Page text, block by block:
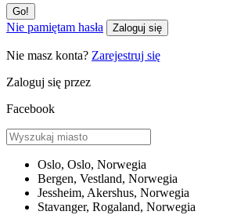
Nie pamiętam hasła Zaloguj się
Nie masz konta? Zarejestruj się
Zaloguj się przez
Facebook
Oslo, Oslo, Norwegia
Bergen, Vestland, Norwegia
Jessheim, Akershus, Norwegia
Stavanger, Rogaland, Norwegia